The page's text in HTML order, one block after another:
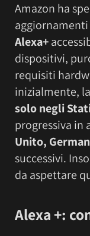
Amazon ha
Alexa+
dispositivi,
requisiti
inizialmente,
solo negli
progressiva in
Unito,
successivi.
da aspettare
Alexa +: